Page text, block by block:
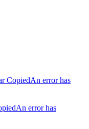
CopiedAn error has
An error has